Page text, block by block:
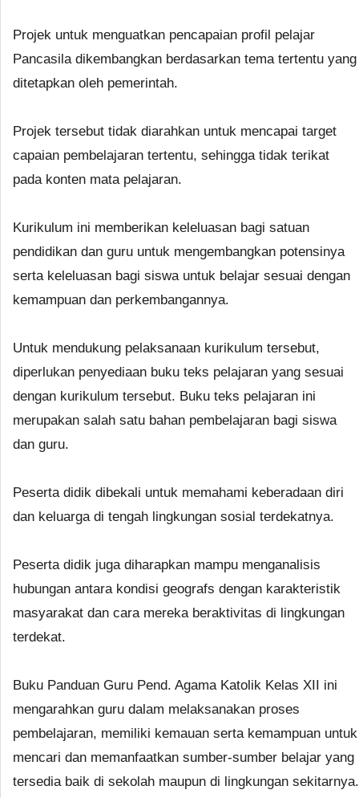
Projek untuk menguatkan pencapaian profil pelajar
Pancasila dikembangkan berdasarkan tema tertentu yang
ditetapkan oleh pemerintah.
Projek tersebut tidak diarahkan untuk mencapai target
capaian pembelajaran tertentu, sehingga tidak terikat
pada konten mata pelajaran.
Kurikulum ini memberikan keleluasan bagi satuan
pendidikan dan guru untuk mengembangkan potensinya
serta keleluasan bagi siswa untuk belajar sesuai dengan
kemampuan dan perkembangannya.
Untuk mendukung pelaksanaan kurikulum tersebut,
diperlukan penyediaan buku teks pelajaran yang sesuai
dengan kurikulum tersebut. Buku teks pelajaran ini
merupakan salah satu bahan pembelajaran bagi siswa
dan guru.
Peserta didik dibekali untuk memahami keberadaan diri
dan keluarga di tengah lingkungan sosial terdekatnya.
Peserta didik juga diharapkan mampu menganalisis
hubungan antara kondisi geografs dengan karakteristik
masyarakat dan cara mereka beraktivitas di lingkungan
terdekat.
Buku Panduan Guru Pend. Agama Katolik Kelas XII ini
mengarahkan guru dalam melaksanakan proses
pembelajaran, memiliki kemauan serta kemampuan untuk
mencari dan memanfaatkan sumber-sumber belajar yang
tersedia baik di sekolah maupun di lingkungan sekitarnya.